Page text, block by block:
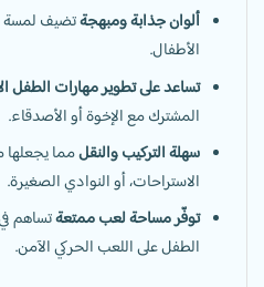
ألوان جذابة ومبهجةتضيف لمسة
الأطفال.
تساعد على تطوير مهارات الطفل
المشترك مع الإخوة أو الأصدقاء.
سهلة التركيب والنقلمما يجعلها
الاستراحات، أو النوادي الصغيرة.
توفّر مساحة لعب ممتعةتساهم
الطفل على اللعب الحركي الآمن.